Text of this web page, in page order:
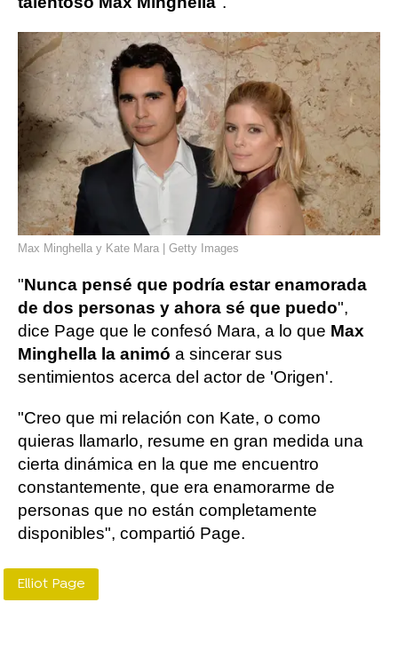
Max Minghella y Kate Mara | Getty Images
"Nunca pensé que podría estar enamorada
de dos personas y ahora sé que puedo",
dice Page que le confesó Mara, a lo que Max
Minghella la animó a sincerar sus
sentimientos acerca del actor de 'Origen'.
"Creo que mi relación con Kate, o como
quieras llamarlo, resume en gran medida una
cierta dinámica en la que me encuentro
constantemente, que era enamorarme de
personas que no están completamente
disponibles", compartió Page.
Elliot Page